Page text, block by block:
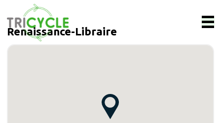
Renaissance-Libraire